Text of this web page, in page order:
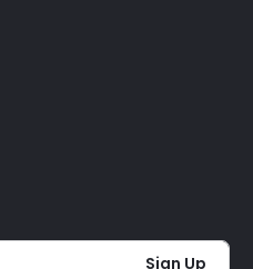
Sign Up